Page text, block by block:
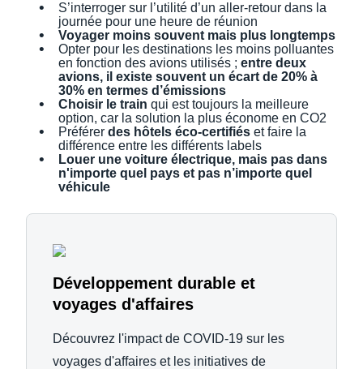
S’interroger sur l’utilité d’un aller-retour dans la
journée pour une heure de réunion
Voyager moins souvent mais plus longtemps
Opter pour les destinations les moins polluantes
en fonction des avions utilisés ; entre deux
avions, il existe souvent un écart de 20% à
30% en termes d’émissions
Choisir le train qui est toujours la meilleure
option, car la solution la plus économe en CO2
Préférer des hôtels éco-certifiés et faire la
différence entre les différents labels
Louer une voiture électrique, mais pas dans
n'importe quel pays et pas n’importe quel
véhicule
Développement durable et
voyages d'affaires
Découvrez l'impact de COVID-19 sur les
voyages d'affaires et les initiatives de